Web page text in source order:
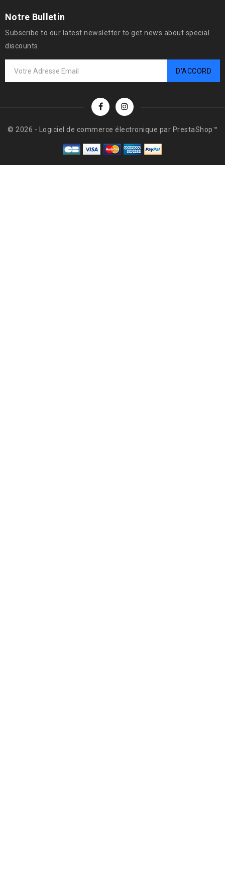
Notre Bulletin
Subscribe to our latest newsletter to get news about special
discounts.
© 2026 - Logiciel de commerce électronique par PrestaShop™